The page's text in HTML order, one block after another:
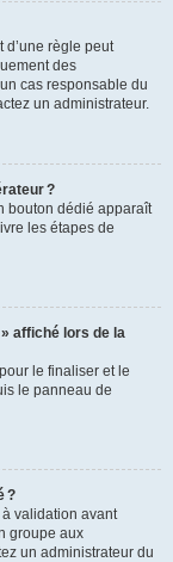
règle peut
des
cas responsable du
un administrateur.
?
bouton dédié apparaît
les étapes de
affiché lors de la
le finaliser et le
le panneau de
?
validation avant
groupe aux
un administrateur du